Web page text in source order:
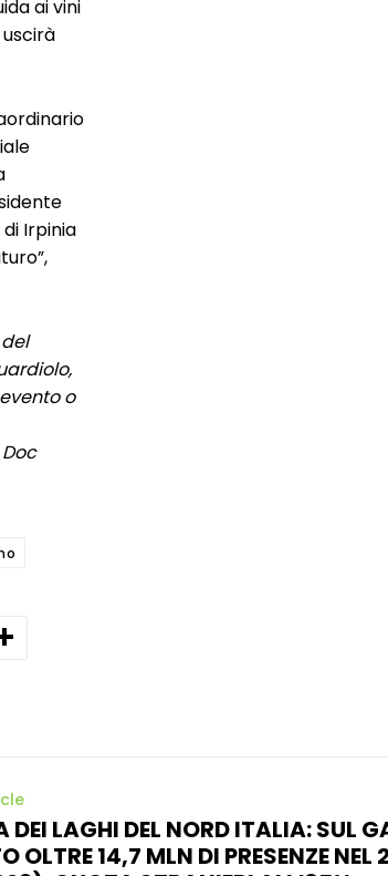
ai vini
Irpinia
o
DEI LAGHI DEL NORD ITALIA: SUL
OLTRE 14,7 MLN DI PRESENZE